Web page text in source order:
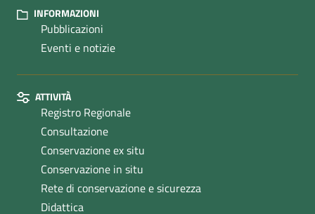
INFORMAZIONI
Pubblicazioni
Eventi e notizie
ATTIVITÀ
Registro Regionale
Consultazione
Conservazione ex situ
Conservazione in situ
Rete di conservazione e sicurezza
Didattica